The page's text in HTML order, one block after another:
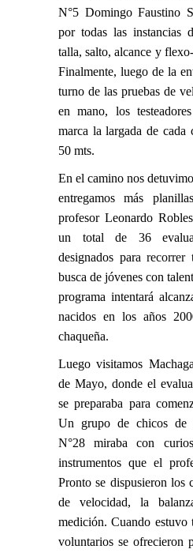
N°5 Domingo Faustino
por todas las instancias
talla, salto, alcance y
Finalmente, luego de la
turno de las pruebas de
en mano, los
marca la largada de cada
50 mts.
En el camino nos
entregamos más
profesor Leonardo
un total de 36
designados pararecorrer
busca de jóvenes con
programa intentará
nacidos en los años
chaqueña.
Luego visitamos
de Mayo, donde el
se preparaba para
Un grupo de chicos de
N°28 miraba con
instrumentos que el
Pronto se dispusieron los
de velocidad, la
medición. Cuando
voluntarios se ofrecieron